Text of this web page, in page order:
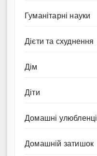
Гуманітарні науки
Дієти та схуднення
Дім
Діти
Домашні улюбленці
Домашній затишок